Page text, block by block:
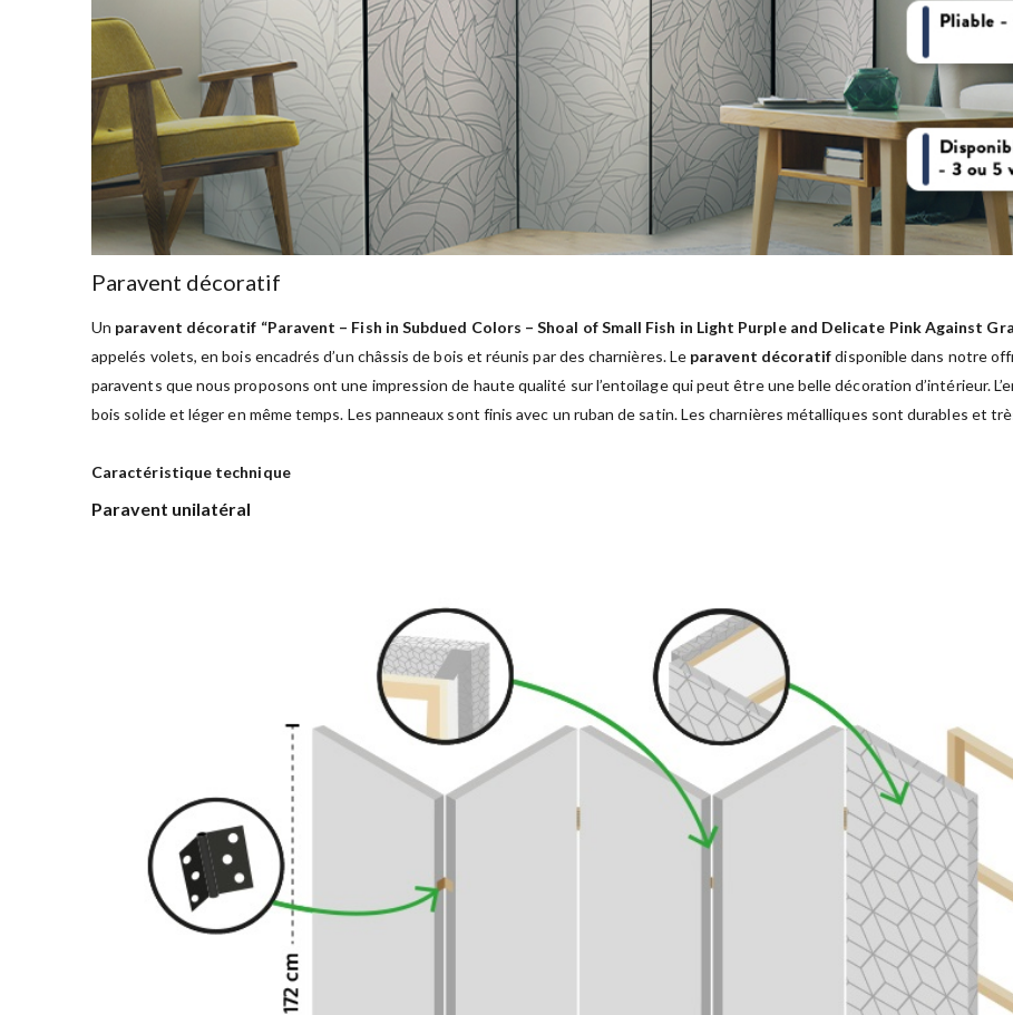
Paravent décoratif
Un paravent décoratif “Paravent – Fish in Subdued Colors – Shoal of Small Fish in Light Purple and Delicate Pink Against
appelés volets, en bois encadrés d’un châssis de bois et réunis par des charnières. Le paravent décoratifdisponible dans notre
paravents que nous proposons ont une impression de haute qualité sur l’entoilage qui peut être une belle décoration d’intérieur.
bois solide et léger en même temps. Les panneaux sont finis avec un ruban de satin. Les charnières métalliques sont durables et
Caractéristique technique
Paravent unilatéral